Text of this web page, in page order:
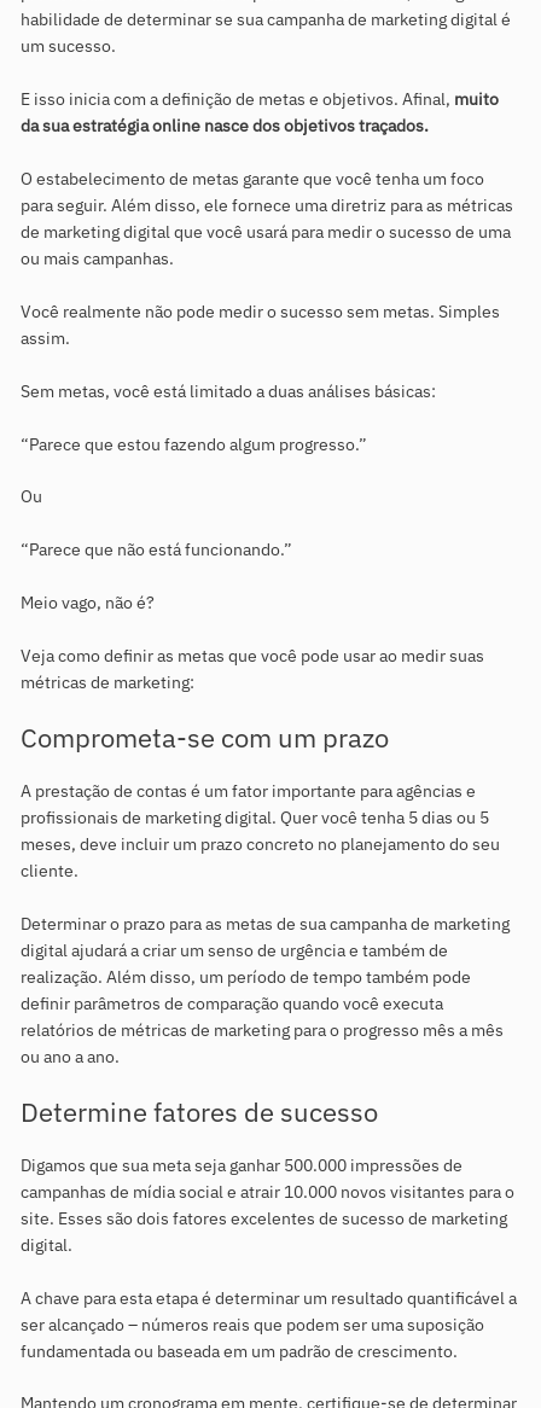
habilidade de determinar se sua campanha de marketing digital é
um sucesso.
E isso inicia com a definição de metas e objetivos. Afinal, muito
da sua estratégia online nasce dos objetivos traçados.
O estabelecimento de metas garante que você tenha um foco
para seguir. Além disso, ele fornece uma diretriz para as métricas
de marketing digital que você usará para medir o sucesso de uma
ou mais campanhas.
Você realmente não pode medir o sucesso sem metas. Simples
assim.
Sem metas, você está limitado a duas análises básicas:
“Parece que estou fazendo algum progresso.”
Ou
“Parece que não está funcionando.”
Meio vago, não é?
Veja como definir as metas que você pode usar ao medir suas
métricas de marketing:
Comprometa-se com um prazo
A prestação de contas é um fator importante para agências e
profissionais de marketing digital. Quer você tenha 5 dias ou 5
meses, deve incluir um prazo concreto no planejamento do seu
cliente.
Determinar o prazo para as metas de sua campanha de marketing
digital ajudará a criar um senso de urgência e também de
realização. Além disso, um período de tempo também pode
definir parâmetros de comparação quando você executa
relatórios de métricas de marketing para o progresso mês a mês
ou ano a ano.
Determine fatores de sucesso
Digamos que sua meta seja ganhar 500.000 impressões de
campanhas de mídia social e atrair 10.000 novos visitantes para o
site. Esses são dois fatores excelentes de sucesso de marketing
digital.
A chave para esta etapa é determinar um resultado quantificável a
ser alcançado – números reais que podem ser uma suposição
fundamentada ou baseada em um padrão de crescimento.
Mantendo um cronograma em mente, certifique-se de determinar